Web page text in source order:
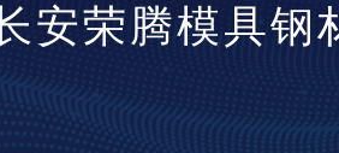
安荣腾模具钢